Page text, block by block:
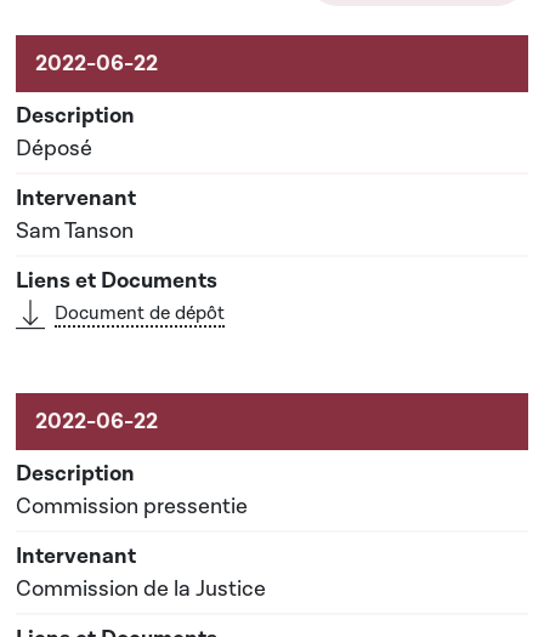
Activités sur le dossier
Déposé
Sam Tanson
Document de dépôt
Commission pressentie
Commission de la Justice